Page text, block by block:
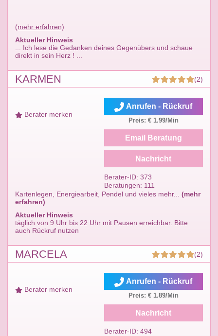
(mehr erfahren)
Aktueller Hinweis
... Ich lese die Gedanken deines Gegenübers und schaue
direkt in sein Herz ! ...
KARMEN (2)
Berater merken
Kartenlegen, Energiearbeit, Pendel und vieles mehr... (mehr
erfahren)
Aktueller Hinweis
täglich von 9 Uhr bis 22 Uhr mit Pausen erreichbar. Bitte
auch Rückruf nutzen
Anrufen - Rückruf
Preis: € 1.99/Min
Email Beratung
Nachricht
Berater-ID: 373
Beratungen: 111
MARCELA (2)
Berater merken
Anrufen - Rückruf
Preis: € 1.89/Min
Nachricht
Berater-ID: 494